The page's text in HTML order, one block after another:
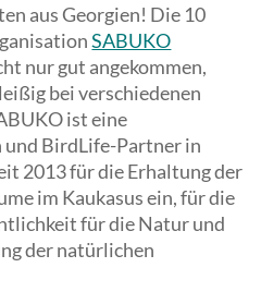
aus Georgien! Die 10
SABUKO
nur gut angekommen,
bei verschiedenen
ist eine
BirdLife-Partner in
2013 für die Erhaltung der
im Kaukasus ein, für die
für die Natur und
der natürlichen